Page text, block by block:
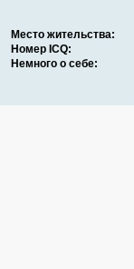
Место жительства:
Номер ICQ:
Немного о себе: